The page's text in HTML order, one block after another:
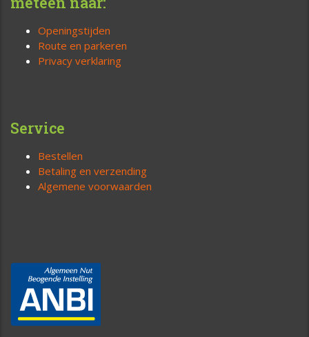
Openingstijden
Route en parkeren
Privacy verklaring
Service
Bestellen
Betaling en verzending
Algemene voorwaarden